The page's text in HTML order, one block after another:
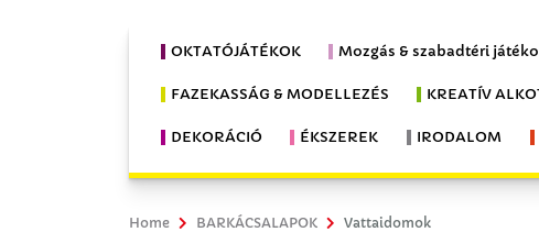
OKTATÓJÁTÉKOK Mozgás & szabadtéri
FAZEKASSÁG & MODELLEZÉS KREATÍV
DEKORÁCIÓ ÉKSZEREK IRODALOM
Home BARKÁCSALAPOK Vattaidomok